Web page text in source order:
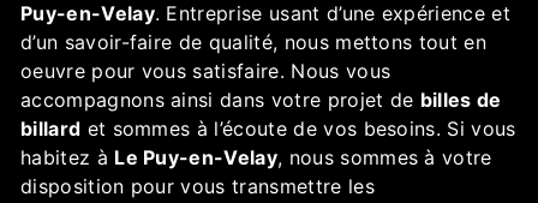
Puy-en-Velay. Entreprise usant d’une expérience et
d’un savoir-faire de qualité, nous mettons tout en
oeuvre pour vous satisfaire. Nous vous
accompagnons ainsi dans votre projet de billes de
billard et sommes à l’écoute de vos besoins. Si vous
habitez à Le Puy-en-Velay, nous sommes à votre
disposition pour vous transmettre les